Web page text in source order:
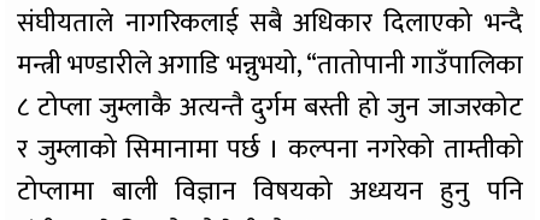
संघीयताले नागरिकलाई सबै अधिकार दिलाएको भन्दै
मन्त्री भण्डारीले अगाडि भन्नुभयो, “तातोपानी गाउँपालिका
८ टोप्ला जुम्लाकै अत्यन्तै दुर्गम बस्ती हो जुन जाजरकोट
र जुम्लाको सिमानामा पर्छ । कल्पना नगरेको ताम्तीको
टोप्लामा बाली विज्ञान विषयको अध्ययन हुनु पनि